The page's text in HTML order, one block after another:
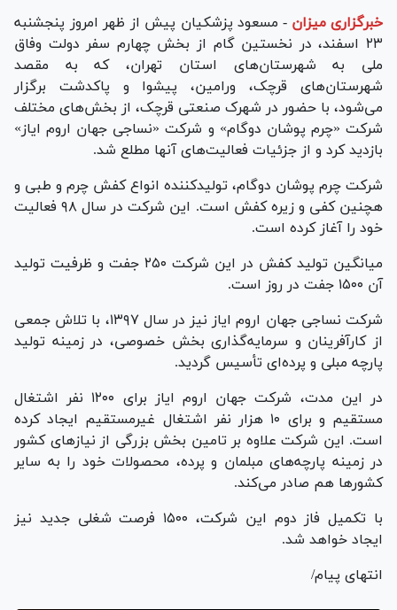
خبرگزاری میزان - مسعود پزشکیان پیش از ظهر امروز پنجشنبه
۲۳ اسفند، در نخستین گام از بخش چهارم سفر دولت وفاق
ملی به شهرستان‌های استان تهران، که به مقصد
شهرستان‌های قرچک، ورامین، پیشوا و پاکدشت برگزار
می‌شود، با حضور در شهرک صنعتی قرچک، از بخش‌های مختلف
شرکت «چرم پوشان دوگام» و شرکت «نساجی جهان اروم ایاز»
بازدید کرد و از جزئیات فعالیت‌های آنها مطلع شد.
شرکت چرم پوشان دوگام، تولیدکننده انواع کفش چرم و طبی و
هچنین کفی و زیره کفش است. این شرکت در سال ۹۸ فعالیت
خود را آغاز کرده است.
میانگین تولید کفش در این شرکت ۲۵۰ جفت و ظرفیت تولید
آن ۱۵۰۰ جفت در روز است.
شرکت نساجی جهان اروم ایاز نیز در سال ۱۳۹۷، با تلاش جمعی
از کارآفرینان و سرمایه‌گذاری بخش خصوصی، در زمینه تولید
پارچه مبلی و پرده‌ای تأسیس گردید.
در این مدت، شرکت جهان اروم ایاز برای ۱۲۰۰ نفر اشتغال
مستقیم و برای ۱۰ هزار نفر اشتغال غیرمستقیم ایجاد کرده
است. این شرکت علاوه بر تامین بخش بزرگی از نیاز‌های کشور
در زمینه پارچه‌های مبلمان و پرده، محصولات خود را به سایر
کشور‌ها هم صادر می‌کند.
با تکمیل فاز دوم این شرکت، ۱۵۰۰ فرصت شغلی جدید نیز
ایجاد خواهد شد.
انتهای پیام/